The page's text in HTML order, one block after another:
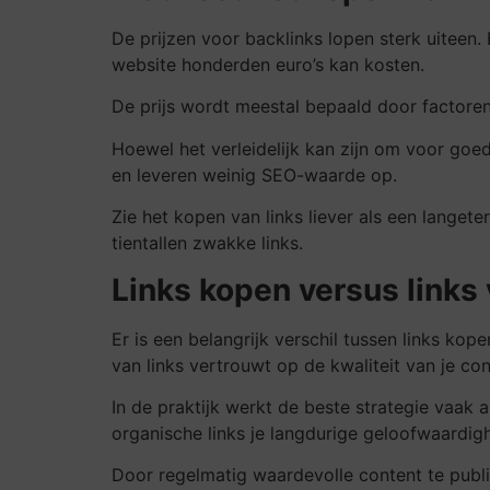
De prijzen voor backlinks lopen sterk
website honderden euro’s kan kosten.
De prijs wordt meestal bepaald door
Hoewel het verleidelijk kan zijn om voor
en leveren weinig SEO-waarde op.
Zie het kopen van links liever als een
tientallen zwakke links.
Links kopen versus links
Er is een belangrijk verschil tussen links
van links vertrouwt op de kwaliteit van je
In de praktijk werkt de beste strategie vaak
organische links je langdurige
Door regelmatig waardevolle content te